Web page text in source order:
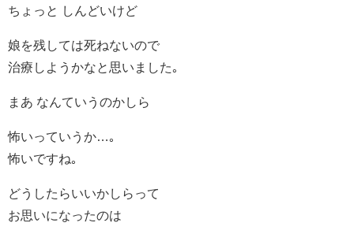
ちょっと しんどいけど
娘を残しては死ねないので
治療しようかなと思いました｡
まあ なんていうのかしら
怖いっていうか…｡
怖いですね｡
どうしたらいいかしらって
お思いになったのは